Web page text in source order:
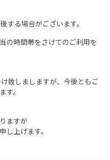
する場合がございます。
の時間帯をさけてのご利用を
致しましますが、今後ともご
す。
ますが
し上げます。